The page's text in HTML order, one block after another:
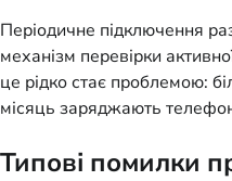
Періодичне підключення
механізм перевірки
це рідко стає проблемою:
місяць заряджають
Типові помилки